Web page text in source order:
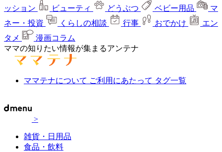
ッション
ビューティ どうぶつ ベビー用品
マ
ネー・投資
くらしの相談 行事 おでかけ
エン
タメ
漫画コラム
ママの知りたい情報が集まるアンテナ
ママテナについて ご利用にあたって タグ一覧
>
雑貨・日用品
食品・飲料